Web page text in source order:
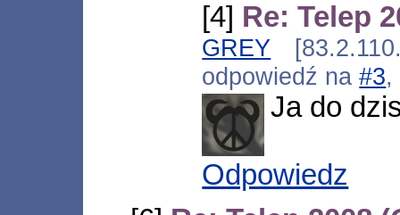
[4] Re: Telep
GREY
odpowiedź na#3,
Ja do
Odpowiedz